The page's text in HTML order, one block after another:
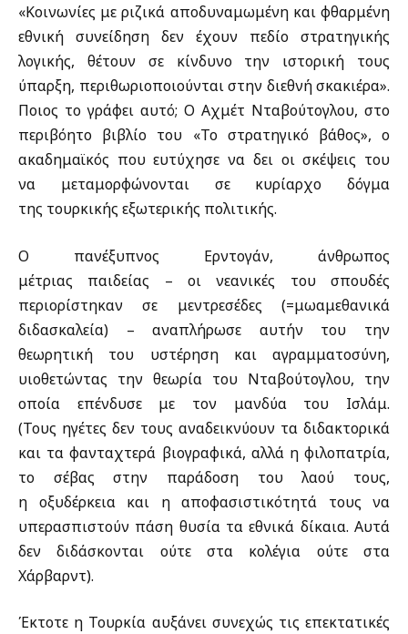
«Κοινωνίες με ριζικά αποδυναμωμένη και φθαρμένη
εθνική συνείδηση δεν έχουν πεδίο στρατηγικής
λογικής, θέτουν σε κίνδυνο την ιστορική τους
ύπαρξη, περιθωριοποιούνται στην διεθνή σκακιέρα».
Ποιος το γράφει αυτό; Ο Αχμέτ Νταβούτογλου, στο
περιβόητο βιβλίο του «Το στρατηγικό βάθος», ο
ακαδημαϊκός που ευτύχησε να δει οι σκέψεις του
να μεταμορφώνονται σε κυρίαρχο δόγμα
της τουρκικής εξωτερικής πολιτικής.
Ο πανέξυπνος Ερντογάν, άνθρωπος
μέτριας παιδείας – οι νεανικές του σπουδές
περιορίστηκαν σε μεντρεσέδες (=μωαμεθανικά
διδασκαλεία) – αναπλήρωσε αυτήν του την
θεωρητική του υστέρηση και αγραμματοσύνη,
υιοθετώντας την θεωρία του Νταβούτογλου, την
οποία επένδυσε με τον μανδύα του Ισλάμ.
(Τους ηγέτες δεν τους αναδεικνύουν τα διδακτορικά
και τα φανταχτερά βιογραφικά, αλλά η φιλοπατρία,
το σέβας στην παράδοση του λαού τους,
η οξυδέρκεια και η αποφασιστικότητά τους να
υπερασπιστούν πάση θυσία τα εθνικά δίκαια. Αυτά
δεν διδάσκονται ούτε στα κολέγια ούτε στα
Χάρβαρντ).
Έκτοτε η Τουρκία αυξάνει συνεχώς τις επεκτατικές